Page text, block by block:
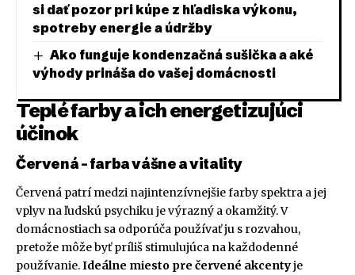
si dať pozor pri kúpe z hľadiska výkonu,
spotreby energie a údržby
Ako funguje kondenzačná sušička a aké
výhody prináša do vašej domácnosti
Teplé farby a ich energetizujúci
účinok
Červená – farba vášne a vitality
Červená patrí medzi najintenzívnejšie farby spektra a jej
vplyv na ľudskú psychiku je výrazný a okamžitý. V
domácnostiach sa odporúča používať ju s rozvahou,
pretože môže byť príliš stimulujúca na každodenné
používanie.Ideálne miesto pre červené akcentyje